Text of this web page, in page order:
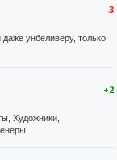
-3
унбеливеру, только
+2
Художники,